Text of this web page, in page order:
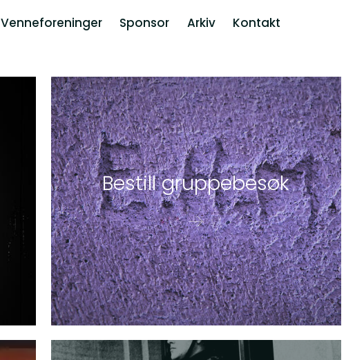
Venneforeninger Sponsor Arkiv
Kontakt
Be­still gruppe­be­søk